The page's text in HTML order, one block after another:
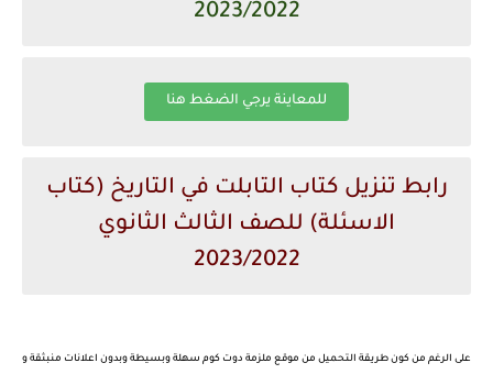
2023/2022
للمعاينة يرجي الضغط هنا
رابط تنزيل كتاب التابلت في التاريخ (كتاب
الاسئلة) للصف الثالث الثانوي
2023/2022
على الرغم من كون طريقة التحميل من موقع ملزمة دوت كوم سهلة وبسيطة وبدون اعلانات منبثقة و